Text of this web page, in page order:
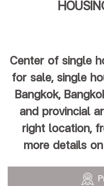
Center of single
for sale, single
Bangkok,
and provincial
right location,
more details